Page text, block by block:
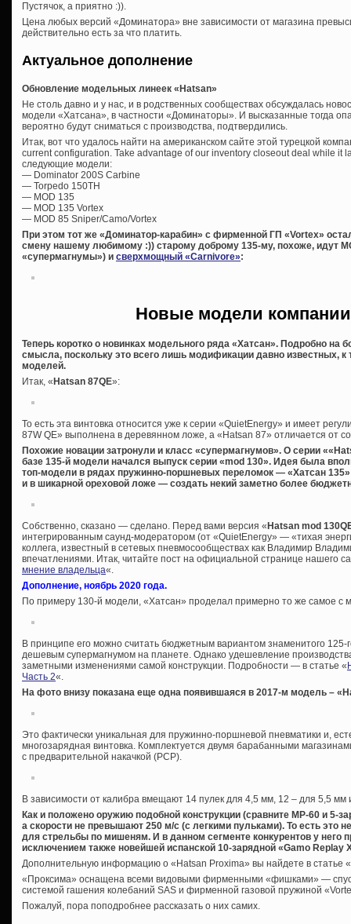
Пустячок, а приятно :)).
Цена любых версий «Доминатора» вне зависимости от магазина
действительно есть за что платить.
Актуальное дополнение
Обновление модельных линеек «Hatsan»
Не столь давно и у нас, и в родственных сообществах обсуждалась
модели «Хатсана», в частности «Доминаторы». И высказанные тогда
вероятно будут сниматься с производства, подтвердились.
Итак, вот что удалось найти на американском сайте этой турецкой
current configuration. Take advantage of our inventory closeout deal while it
следующие модели:
— Dominator 200S Carbine
— Torpedo 150TH
— MOD 135
— MOD 135 Vortex
— MOD 85 Sniper/Camo/Vortex
При этом тот же «Доминатор-карабин» с фирменной ГП «Vortex»
смену нашему любимому :)) старому доброму 135-му, похоже, идут
«супермагнумы») и сверхмощный «Carnivore»:
Новые модели
Теперь коротко о новинках модельного ряда «Хатсан». Подробно на
смысла, поскольку это всего лишь модификации давно известных,
моделей.
Итак, «Hatsan 87QE»:
То есть эта винтовка относится уже к серии «QuietEnergy» и имеет
87W QE» выполнена в деревянном ложе, а «Hatsan 87» отличается от
Похожие новации затронули и класс «супермагнумов». О серии
базе 135-й модели начался выпуск серии «mod 130». Идея была
топ-модели в рядах пружинно-поршневых переломок — «Хатсан
и в шикарной ореховой ложе — создать некий заметно более
Собственно, сказано — сделано. Перед вами версия «Hatsan mod
интегрированным саунд-модератором (от «QuietEnergy» — «тихая
коллега, известный в сетевых пневмосообществах как Владимир
впечатлениями. Итак, читайте пост на официальной странице нашего
мнение владельца«.
Дополнение, ноябрь 2020 года.
По примеру 130-й модели, «Хатсан» проделал примерно то же самое с
В принципе его можно считать бюджетным вариантом знаменитого 125-
дешевым супермагнумом на планете. Однако удешевление
заметными изменениями самой конструкции. Подробности — в статье «
Часть 2«.
На фото внизу показана еще одна появившаяся в 2017-м модель –
Это фактически уникальная для пружинно-поршневой пневматики и,
многозарядная винтовка. Комплектуется двумя барабанными
с предварительной накачкой (PCP).
В зависимости от калибра вмещают 14 пулек для 4,5 мм, 12 – для 5,5 мм
Как и положено оружию подобной конструкции (сравните МР-60 и 5-
а скорости не превышают 250 м/с (с легкими пульками). То есть это
для стрельбы по мишеням. И в данном сегменте конкурентов у него
исключением также новейшей испанской 10-зарядной «Gamo Replay
Дополнительную информацию о «Hatsan Proxima» вы найдете в статье «
«Проксима» оснащена всеми видовыми фирменными «фишками» —
системой гашения колебаний SAS и фирменной газовой пружиной
Пожалуй, пора поподробнее рассказать о них самих.